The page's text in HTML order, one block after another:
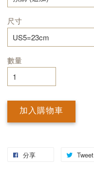
尺寸
數量
加入購物車
分享 Tweet